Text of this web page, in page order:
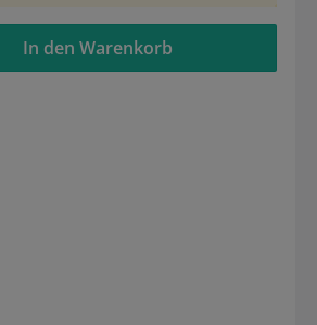
In den Warenkorb